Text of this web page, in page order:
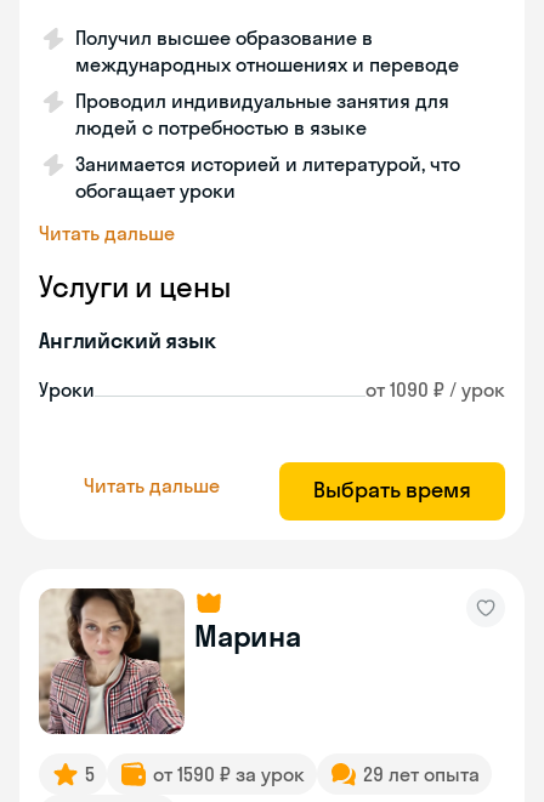
Получил высшее образование в
международных отношениях и переводе
Проводил индивидуальные занятия для
людей с потребностью в языке
Занимается историей и литературой, что
обогащает уроки
Читать дальше
Услуги и цены
Английский язык
Уроки от 1090 ₽ / урок
Читать дальше Выбрать время
Марина
5 от 1590 ₽ за урок
29 лет опыта